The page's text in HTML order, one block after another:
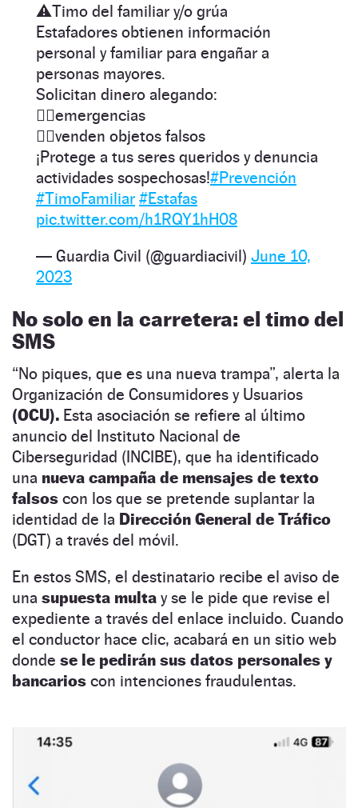
⚠️Timo del familiar y/o grúa
Estafadores obtienen información
personal y familiar para engañar a
personas mayores.
Solicitan dinero alegando:
👉🏽emergencias
👉🏽venden objetos falsos
¡Protege a tus seres queridos y denuncia
actividades sospechosas!#Prevención
#TimoFamiliar #Estafas
pic.twitter.com/h1RQY1hH08
— Guardia Civil (@guardiacivil) June 10,
2023
No solo en la carretera: el timo del
SMS
“No piques, que es una nueva trampa”, alerta la
Organización de Consumidores y Usuarios
(OCU). Esta asociación se refiere al último
anuncio del Instituto Nacional de
Ciberseguridad (INCIBE), que ha identificado
una nueva campaña de mensajes de texto
falsos con los que se pretende suplantar la
identidad de la Dirección General de Tráfico
(DGT) a través del móvil.
En estos SMS, el destinatario recibe el aviso de
una supuesta multa y se le pide que revise el
expediente a través del enlace incluido. Cuando
el conductor hace clic, acabará en un sitio web
donde se le pedirán sus datos personales y
bancarios con intenciones fraudulentas.